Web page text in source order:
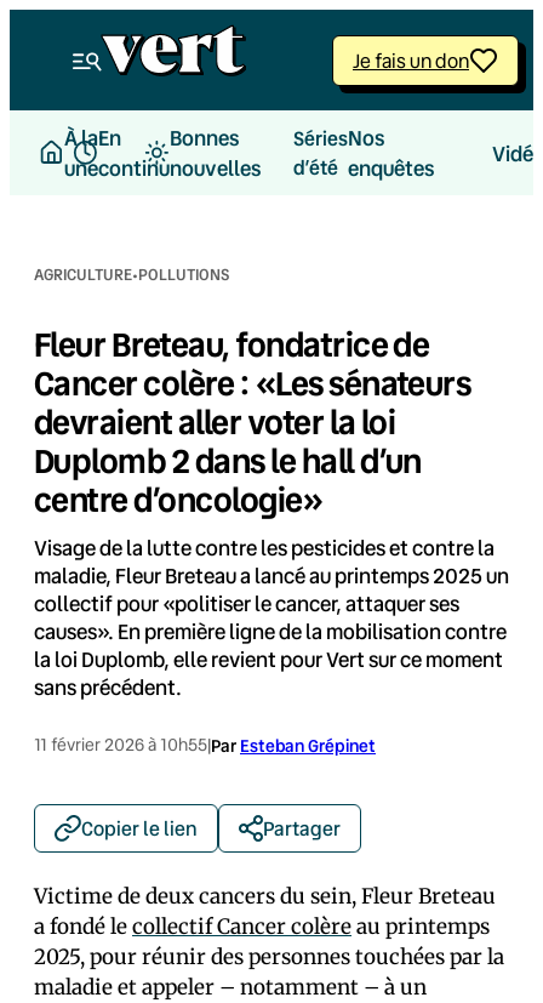
Je fais un don
À la
une
En
continu
Bonnes
nouvelles
Séries
d’été
Nos
enquêtes
AGRICULTURE·POLLUTIONS
Fleur Breteau, fondatrice de
Cancer colère : «Les sénateurs
devraient aller voter la loi
Duplomb 2 dans le hall d’un
centre d’oncologie»
Visage de la lutte contre les pesticides et contre la
maladie, Fleur Breteau a lancé au printemps 2025 un
collectif pour «politiser le cancer, attaquer ses
causes». En première ligne de la mobilisation contre
la loi Duplomb, elle revient pour Vert sur ce moment
sans précédent.
11 février 2026 à 10h55|Par Esteban Grépinet
Copier le lien Partager
Victime de deux cancers du sein, Fleur Breteau
a fondé lecollectif Cancer colèreau printemps
2025, pour réunir des personnes touchées par la
maladie et appeler – notamment – à un